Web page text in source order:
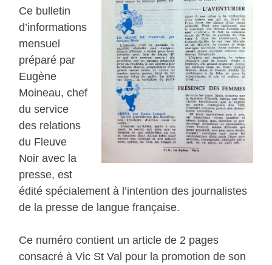
Ce bulletin
d’informations
mensuel
préparé par
Eugène
Moineau, chef
du service
des relations
du Fleuve
Noir avec la
presse, est
édité spécialement à l’intention des journalistes
de la presse de langue française.
Ce numéro contient un article de 2 pages
consacré à Vic St Val pour la promotion de son